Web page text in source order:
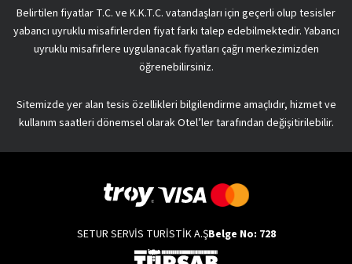
Belirtilen fiyatlar T.C. ve K.K.T.C. vatandaşları için geçerli olup tesisler
yabancı uyruklu misafirlerden fiyat farkı talep edebilmektedir. Yabancı
uyruklu misafirlere uygulanacak fiyatları çağrı merkezimizden
öğrenebilirsiniz.
Sitemizde yer alan tesis özellikleri bilgilendirme amaçlıdır, hizmet ve
kullanım saatleri dönemsel olarak Otel’ler tarafından değişitirilebilir.
SETUR SERVİS TURİSTİK A.ŞBelge No: 728